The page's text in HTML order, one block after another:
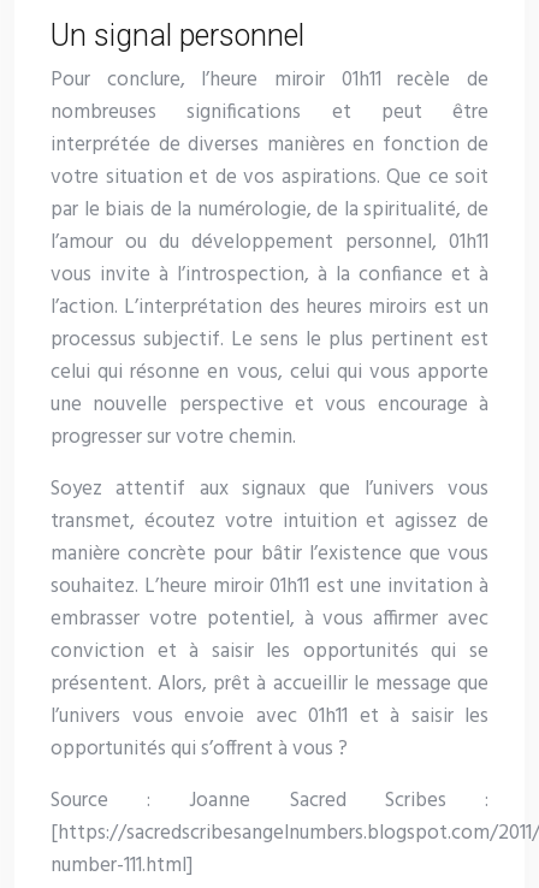
Un signal personnel
Pour conclure, l’heure miroir 01h11 recèle de
nombreuses significations et peut être
interprétée de diverses manières en fonction de
votre situation et de vos aspirations. Que ce soit
par le biais de la numérologie, de la spiritualité, de
l’amour ou du développement personnel, 01h11
vous invite à l’introspection, à la confiance et à
l’action. L’interprétation des heures miroirs est un
processus subjectif. Le sens le plus pertinent est
celui qui résonne en vous, celui qui vous apporte
une nouvelle perspective et vous encourage à
progresser sur votre chemin.
Soyez attentif aux signaux que l’univers vous
transmet, écoutez votre intuition et agissez de
manière concrète pour bâtir l’existence que vous
souhaitez. L’heure miroir 01h11 est une invitation à
embrasser votre potentiel, à vous affirmer avec
conviction et à saisir les opportunités qui se
présentent. Alors, prêt à accueillir le message que
l’univers vous envoie avec 01h11 et à saisir les
opportunités qui s’offrent à vous ?
Source : Joanne Sacred Scribes :
[https://sacredscribesangelnumbers.blogspot.com/
number-111.html]